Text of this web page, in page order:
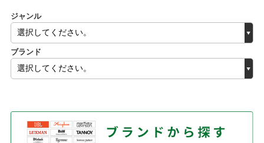
ジャンル
ブランド